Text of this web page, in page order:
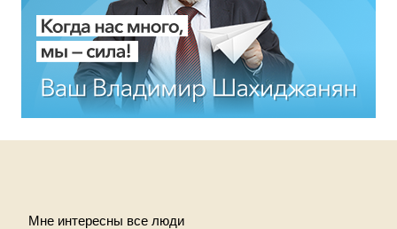
Мне интересны все люди